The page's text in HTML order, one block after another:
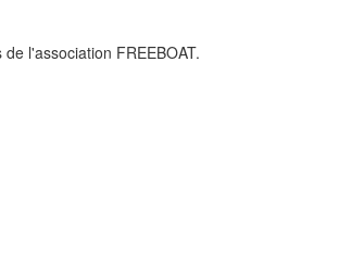
l'association FREEBOAT.